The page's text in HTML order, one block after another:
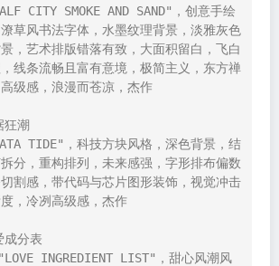
CITY SMOKE AND SAND"，创意手绘
草风书法字体，水墨纹理背景，淡雅灰色
，艺术排版错落有致，大面积留白，飞白
线条流畅且富有意境，极简主义，东方禅
级感，浪漫而苍凉，杰作
狂潮
TIDE"，科技方块风格，深色背景，结
分，重构排列，未来感强，字形排布偏数
割感，带代码与芯片图形装饰，视觉冲击
，冷冽高级感，杰作
分表
INGREDIENT LIST"，甜心风潮风